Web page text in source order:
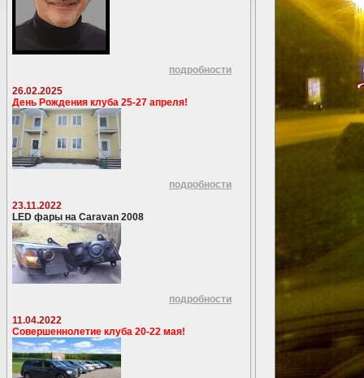
подробности
26.02.2025
День Рождения клуба 25-27 апреля!
подробности
23.11.2022
LED фары на Caravan 2008
подробности
11.04.2022
Совершеннолетие клуба 20-22 мая!